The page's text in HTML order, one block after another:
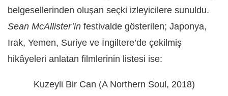
belgesellerinden oluşan seçki izleyicilere sunuldu.
Sean McAllister’in festivalde gösterilen; Japonya,
Irak, Yemen, Suriye ve İngiltere’de çekilmiş
hikâyeleri anlatan filmlerinin listesi ise:
Kuzeyli Bir Can (A Northern Soul, 2018)